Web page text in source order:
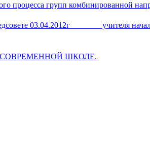
процесса групп комбинированной
03.04.2012г учителя
СОВРЕМЕННОЙ ШКОЛЕ.